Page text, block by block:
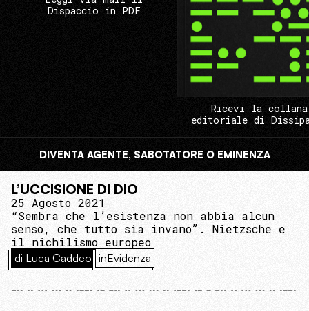
Dispaccio in PDF
Ricevi la collana
editoriale di
DIVENTA AGENTE, SABOTATORE O EMINENZA
L’UCCISIONE DI DIO
25 Agosto 2021
“Sembra che l’esistenza non abbia alcun
senso, che tutto sia invano”. Nietzsche e
il nichilismo europeo
di Luca Caddeo inEvidenza